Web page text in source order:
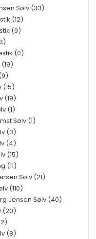
Sølv (33)
(12)
(9)
(0)
(15)
(19)
(1)
Sølv (1)
(3)
(4)
(15)
(11)
Sølv (21)
(110)
Jensen Sølv (40)
(20)
(8)